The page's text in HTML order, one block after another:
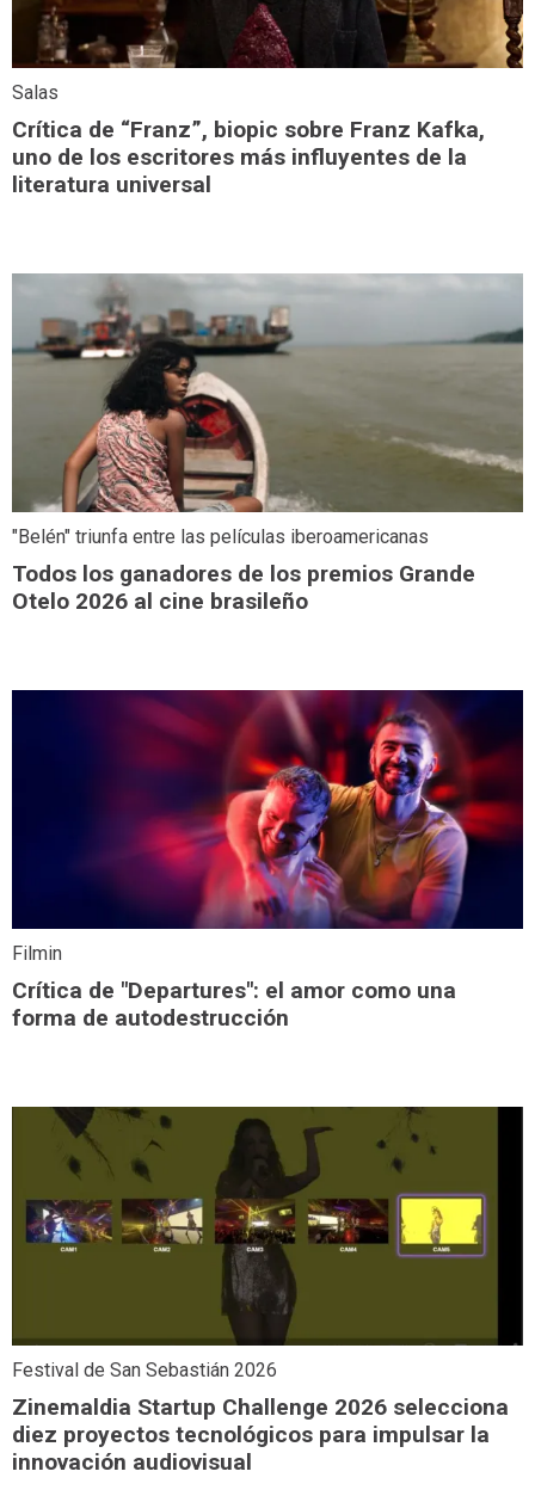
Salas
Crítica de “Franz”, biopic sobre Franz Kafka,
uno de los escritores más influyentes de la
literatura universal
"Belén" triunfa entre las películas iberoamericanas
Todos los ganadores de los premios Grande
Otelo 2026 al cine brasileño
Filmin
Crítica de "Departures": el amor como una
forma de autodestrucción
Festival de San Sebastián 2026
Zinemaldia Startup Challenge 2026 selecciona
diez proyectos tecnológicos para impulsar la
innovación audiovisual